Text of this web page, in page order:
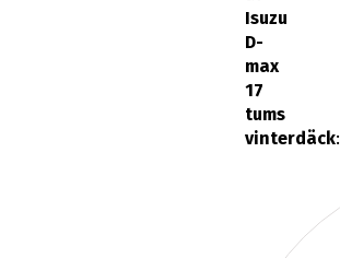
Isuzu
D-
max
17
tums
vinterdäck: